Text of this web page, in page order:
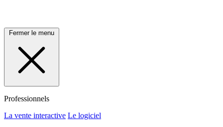
Fermer le menu
Professionnels
La vente interactive Le logiciel